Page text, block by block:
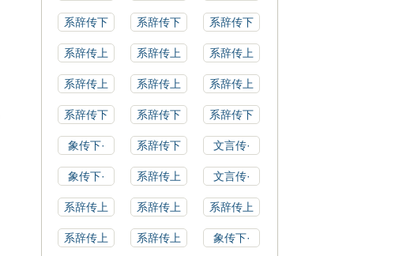
系辞传下 系辞传下 系辞传下
系辞传上 系辞传上 系辞传上
系辞传上 系辞传上 系辞传上
系辞传下 系辞传下 系辞传下
象传下· 系辞传下 文言传·
象传下· 系辞传上 文言传·
系辞传上 系辞传上 系辞传上
系辞传上 系辞传上 象传下·